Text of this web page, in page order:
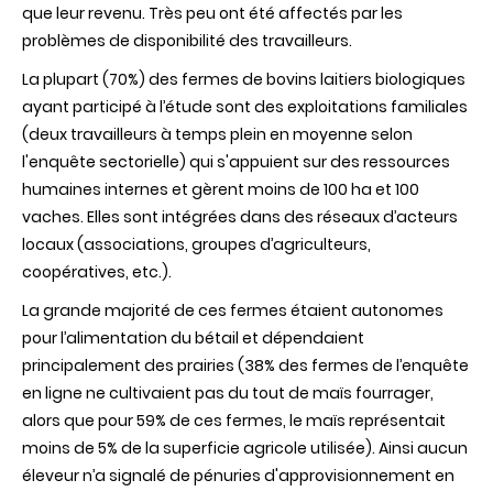
que leur revenu. Très peu ont été affectés par les
problèmes de disponibilité des travailleurs.
La plupart (70%) des fermes de bovins laitiers biologiques
ayant participé à l’étude sont des exploitations familiales
(deux travailleurs à temps plein en moyenne selon
l'enquête sectorielle) qui s'appuient sur des ressources
humaines internes et gèrent moins de 100 ha et 100
vaches. Elles sont intégrées dans des réseaux d’acteurs
locaux (associations, groupes d’agriculteurs,
coopératives, etc.).
La grande majorité de ces fermes étaient autonomes
pour l’alimentation du bétail et dépendaient
principalement des prairies (38% des fermes de l’enquête
en ligne ne cultivaient pas du tout de maïs fourrager,
alors que pour 59% de ces fermes, le maïs représentait
moins de 5% de la superficie agricole utilisée). Ainsi aucun
éleveur n’a signalé de pénuries d'approvisionnement en